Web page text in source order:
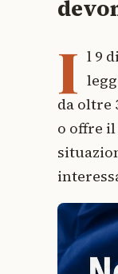
I l 9
da oltre
o offre